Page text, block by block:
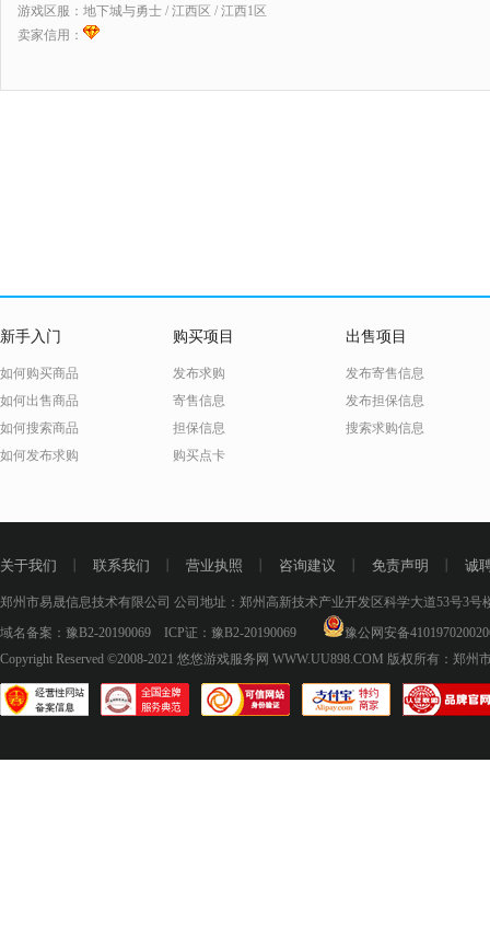
游戏区服： 地下城与勇士 / 江西区 / 江西1区
卖家信用：
新手入门
如何购买商品
如何出售商品
如何搜索商品
如何发布求购
购买项目
发布求购
寄售信息
担保信息
购买点卡
出售项目
发布寄售信息
发布担保信息
搜索求购信息
关于我们 联系我们 营业执照 咨询建议 免责声明 诚
郑州市易晟信息技术有限公司 公司地址：郑州高新技术产业开发区科学大道53号3号
域名备案： 豫B2-20190069 ICP证： 豫B2-20190069
豫公网安备
Copyright Reserved ©2008-2021 悠悠游戏服务网 WWW.UU898.COM 版权所有：郑州